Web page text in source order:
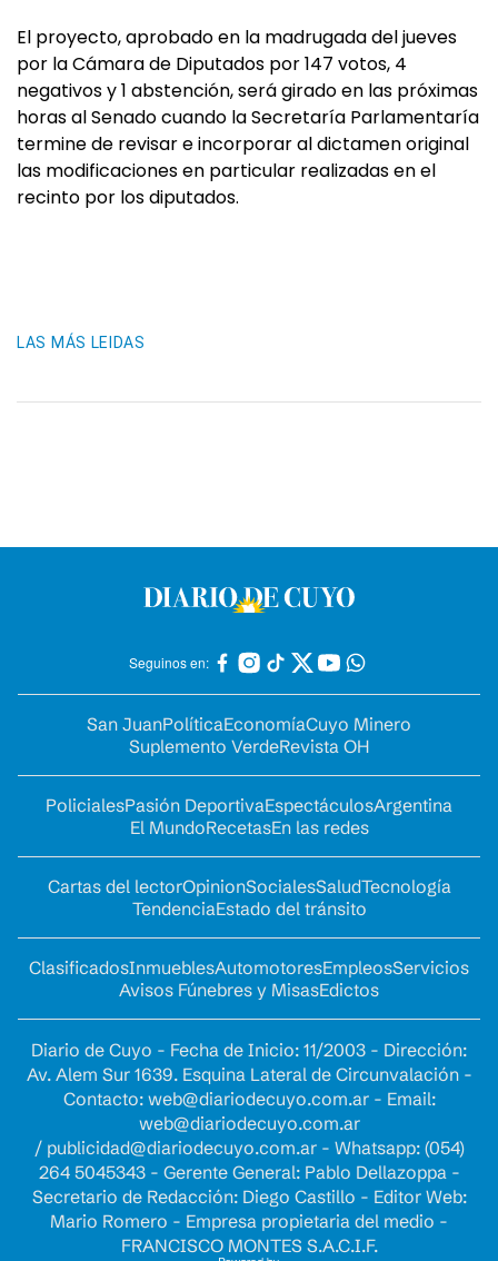
El proyecto, aprobado en la madrugada del jueves
por la Cámara de Diputados por 147 votos, 4
negativos y 1 abstención, será girado en las próximas
horas al Senado cuando la Secretaría Parlamentaría
termine de revisar e incorporar al dictamen original
las modificaciones en particular realizadas en el
recinto por los diputados.
LAS MÁS LEIDAS
Seguinos en:
San JuanPolíticaEconomíaCuyo Minero
Suplemento VerdeRevista OH
PolicialesPasión DeportivaEspectáculosArgentina
El MundoRecetasEn las redes
Cartas del lectorOpinionSocialesSaludTecnología
TendenciaEstado del tránsito
ClasificadosInmueblesAutomotoresEmpleosServicios
Avisos Fúnebres y MisasEdictos
Diario de Cuyo - Fecha de Inicio: 11/2003 - Dirección:
Av. Alem Sur 1639. Esquina Lateral de Circunvalación -
Contacto: web@diariodecuyo.com.ar- Email:
web@diariodecuyo.com.ar
/ publicidad@diariodecuyo.com.ar- Whatsapp: (054)
264 5045343 - Gerente General: Pablo Dellazoppa -
Secretario de Redacción: Diego Castillo - Editor Web:
Mario Romero - Empresa propietaria del medio -
FRANCISCO MONTES S.A.C.I.F.